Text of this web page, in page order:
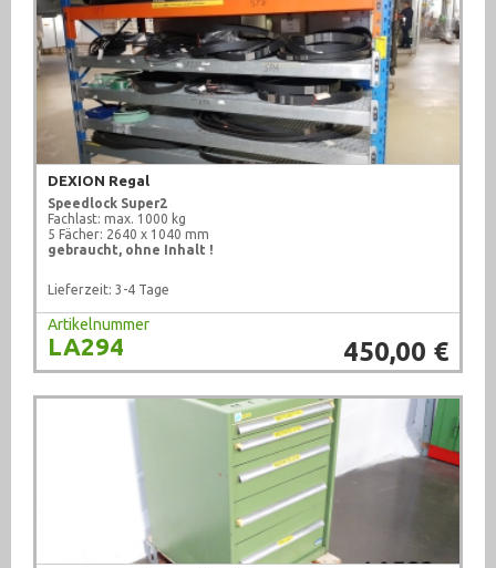
DEXION Regal
Speedlock Super2
Fachlast: max. 1000 kg
5 Fächer: 2640 x 1040 mm
gebraucht, ohne Inhalt !
Lieferzeit: 3-4 Tage
Artikelnummer
LA294 450,00 €